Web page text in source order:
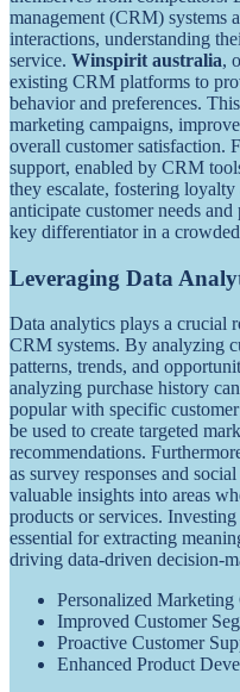
management (CRM) systems
interactions, understanding
service. Winspirit australia,
existing CRM platforms to
behavior and preferences.
marketing campaigns,
overall customer satisfaction.
support, enabled by CRM
they escalate, fostering
anticipate customer needs
key differentiator in a
Leveraging Data
Data analytics plays a crucial
CRM systems. By analyzing
patterns, trends, and
analyzing purchase history
popular with specific
be used to create targeted
recommendations.
as survey responses and
valuable insights into areas
products or services.
essential for extracting
driving data-driven decision-
Personalized Marketing
Improved Customer
Proactive Customer
Enhanced Product